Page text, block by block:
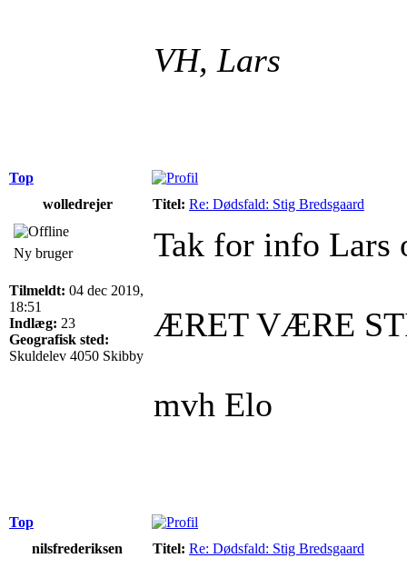
VH, Lars
Top
wolledrejer
Titel: Re: Dødsfald: Stig Bredsgaard
Ny bruger
Tilmeldt: 04 dec 2019,
18:51
Indlæg: 23
Geografisk sted:
Skuldelev 4050 Skibby
Tak for info Lars
ÆRET VÆRE
mvh Elo
Top
nilsfrederiksen
Titel: Re: Dødsfald: Stig Bredsgaard